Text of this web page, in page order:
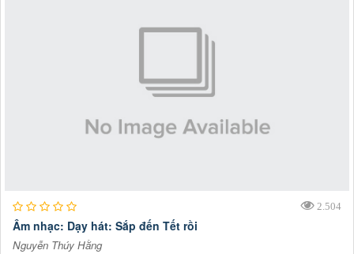
2.504
Âm nhạc: Dạy hát: Sắp đến Tết rồi
Nguyễn Thúy Hằng